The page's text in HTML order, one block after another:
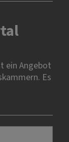
ein Angebot
Es